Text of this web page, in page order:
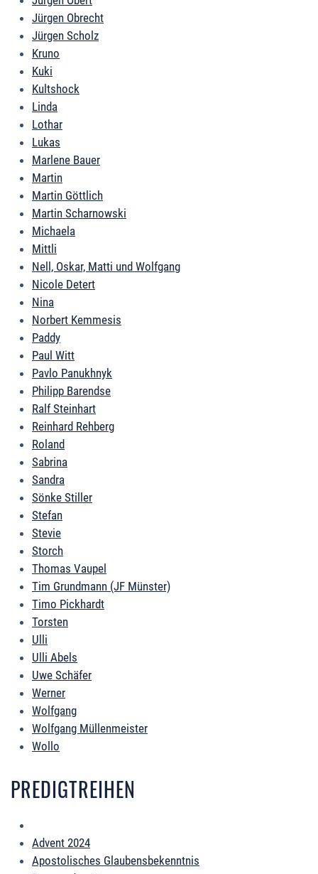
Jürgen Obrecht
Jürgen Scholz
Kruno
Kuki
Kultshock
Linda
Lothar
Lukas
Marlene Bauer
Martin
Martin Göttlich
Martin Scharnowski
Michaela
Mittli
Nell, Oskar, Matti und Wolfgang
Nicole Detert
Nina
Norbert Kemmesis
Paddy
Paul Witt
Pavlo Panukhnyk
Philipp Barendse
Ralf Steinhart
Reinhard Rehberg
Roland
Sabrina
Sandra
Sönke Stiller
Stefan
Stevie
Storch
Thomas Vaupel
Tim Grundmann (JF Münster)
Timo Pickhardt
Torsten
Ulli
Ulli Abels
Uwe Schäfer
Werner
Wolfgang
Wolfgang Müllenmeister
Wollo
PREDIGTREIHEN
Advent 2024
Apostolisches Glaubensbekenntnis